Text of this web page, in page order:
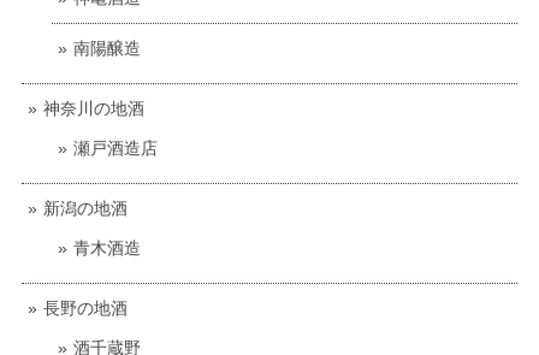
南陽醸造
神奈川の地酒
瀬戸酒造店
新潟の地酒
青木酒造
長野の地酒
酒千蔵野